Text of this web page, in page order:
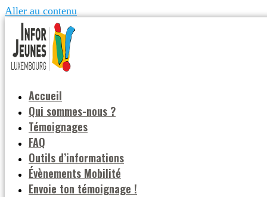
Aller au contenu
Accueil
Qui sommes-nous ?
Témoignages
FAQ
Outils d’informations
Évènements Mobilité
Envoie ton témoignage !